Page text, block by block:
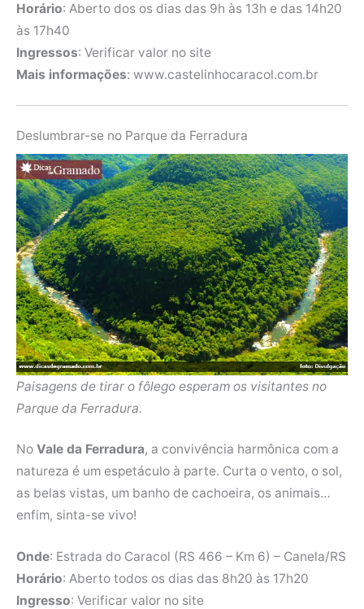
Horário: Aberto dos os dias das 9h às 13h e das 14h20
às 17h40
Ingressos: Verificar valor no site
Mais informações: www.castelinhocaracol.com.br
Deslumbrar-se no Parque da Ferradura
Paisagens de tirar o fôlego esperam os visitantes no
Parque da Ferradura.
No Vale da Ferradura, a convivência harmônica com a
natureza é um espetáculo à parte. Curta o vento, o sol,
as belas vistas, um banho de cachoeira, os animais…
enfim, sinta-se vivo!
Onde: Estrada do Caracol (RS 466 – Km 6) – Canela/RS
Horário: Aberto todos os dias das 8h20 às 17h20
Ingresso: Verificar valor no site